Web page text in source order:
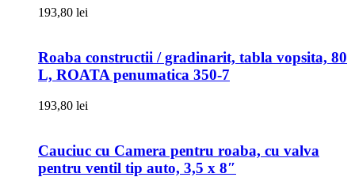
193,80 lei
Roaba constructii / gradinarit, tabla vopsita, 80
L, ROATA penumatica 350-7
193,80 lei
Cauciuc cu Camera pentru roaba, cu valva
pentru ventil tip auto, 3,5 x 8″